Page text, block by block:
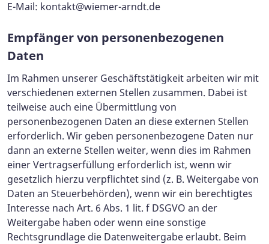
E-Mail: kontakt@wiemer-arndt.de
Empfänger von personenbezogenen
Daten
Im Rahmen unserer Geschäftstätigkeit arbeiten wir mit
verschiedenen externen Stellen zusammen. Dabei ist
teilweise auch eine Übermittlung von
personenbezogenen Daten an diese externen Stellen
erforderlich. Wir geben personenbezogene Daten nur
dann an externe Stellen weiter, wenn dies im Rahmen
einer Vertragserfüllung erforderlich ist, wenn wir
gesetzlich hierzu verpflichtet sind (z. B. Weitergabe von
Daten an Steuerbehörden), wenn wir ein berechtigtes
Interesse nach Art. 6 Abs. 1 lit. f DSGVO an der
Weitergabe haben oder wenn eine sonstige
Rechtsgrundlage die Datenweitergabe erlaubt. Beim